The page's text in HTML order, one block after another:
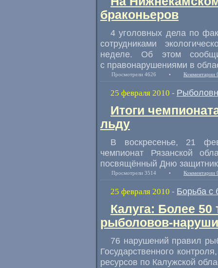
браконьеров
4 уголовных дела по
сотрудниками
неделе. Об этом
с правонарушениями в
Просмотрели 4626 • Комментарии
25 февраля 2010 -
Итоги
льду
В воскресенье, 21
чемпионат Рязанской
посвящённый Дню
Просмотрели 3514 • Комментарии
25 февраля 2010 - Борьба с
Калуга: Более
рыболовов-
76 нарушений правил
Государственного
ресурсов по Калужской